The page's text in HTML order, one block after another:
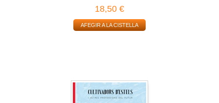
18,50 €
AFEGIR A LA CISTELLA